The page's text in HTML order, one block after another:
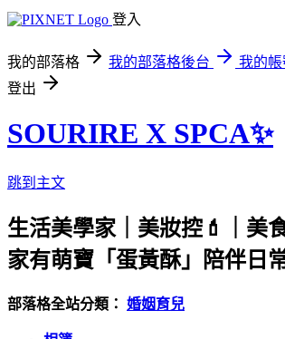
登入
我的部落格 我的部落格後台
我的帳
登出
SOURIRE X SPCA✨
跳到主文
生活美學家｜美妝控💄｜美
家有萌寶「蛋黃酥」陪伴日
部落格全站分類： 婚姻育兒